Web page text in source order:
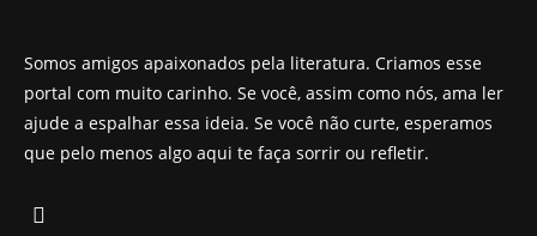
Somos amigos apaixonados pela literatura. Criamos esse
portal com muito carinho. Se você, assim como nós, ama ler
ajude a espalhar essa ideia. Se você não curte, esperamos
que pelo menos algo aqui te faça sorrir ou refletir.